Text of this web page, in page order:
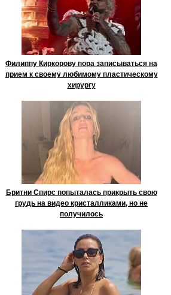
Филиппу Киркорову пора записываться на
прием к своему любимому пластическому
хирургу
Бритни Спирс попыталась прикрыть свою
грудь на видео кристалликами, но не
получилось